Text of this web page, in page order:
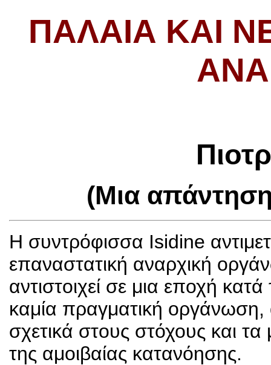
ΠΑΛΑΙΆ ΚΑΙ
(Μια
Η συντρόφισσα Isidine
επαναστατική αναρχική
αντιστοιχεί σε μια εποχή
καμία πραγματική
σχετικά στους στόχους και
της αμοιβαίας κατανόησης.